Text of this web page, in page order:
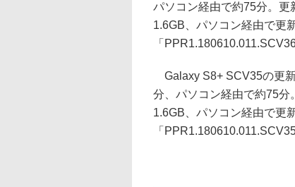
パソコン経由で約75分。更
1.6GB、パソコン経由で更
「
Galaxy S8+ SCV35の更
分、パソコン経由で約75分
1.6GB、パソコン経由で更
「